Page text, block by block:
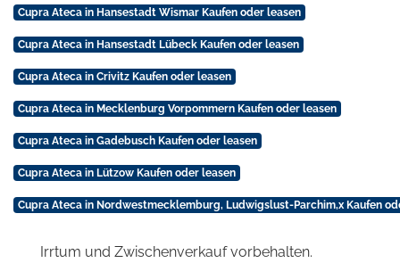
Cupra Ateca in Hansestadt Wismar Kaufen oder leasen
Cupra Ateca in Hansestadt Lübeck Kaufen oder leasen
Cupra Ateca in Crivitz Kaufen oder leasen
Cupra Ateca in Mecklenburg Vorpommern Kaufen oder leasen
Cupra Ateca in Gadebusch Kaufen oder leasen
Cupra Ateca in Lützow Kaufen oder leasen
Cupra Ateca in Nordwestmecklemburg, Ludwigslust-Parchim,x Kaufen
Irrtum und Zwischenverkauf vorbehalten.